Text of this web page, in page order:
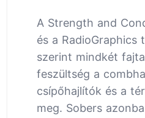
A Strength and
és a RadioGraphics
szerint mindkét
feszültség a
csípőhajlítók és a
meg. Sobers